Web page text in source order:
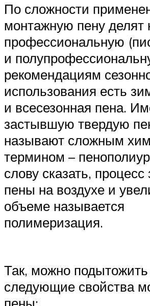
По сложности
монтажную пену делят
профессиональную
и
рекомендациям
использования есть
и всесезонная пена.
застывшую твердую
называют сложным
термином –
слову сказать,
пены на воздухе и
объеме называется
полимеризация.
Так, можно
следующие свойства